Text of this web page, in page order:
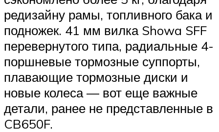
редизайну рамы, топливного бака и
подножек. 41 мм вилка Showa SFF
перевернутого типа, радиальные 4-
поршневые тормозные суппорты,
плавающие тормозные диски и
новые колеса — вот еще важные
детали, ранее не представленные в
CB650F.